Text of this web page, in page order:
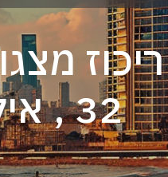
ריכוז
32 , אילת 2017